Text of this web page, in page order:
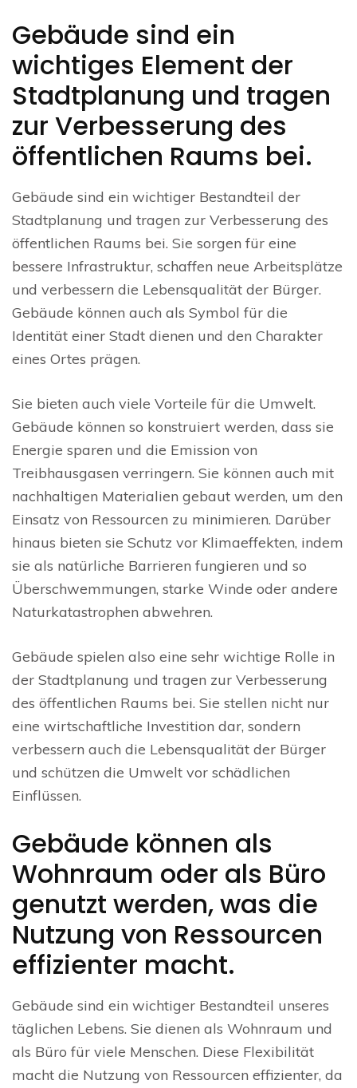
Gebäude sind ein
wichtiges Element der
Stadtplanung und tragen
zur Verbesserung des
öffentlichen Raums bei.
Gebäude sind ein wichtiger Bestandteil der
Stadtplanung und tragen zur Verbesserung des
öffentlichen Raums bei. Sie sorgen für eine
bessere Infrastruktur, schaffen neue Arbeitsplätze
und verbessern die Lebensqualität der Bürger.
Gebäude können auch als Symbol für die
Identität einer Stadt dienen und den Charakter
eines Ortes prägen.
Sie bieten auch viele Vorteile für die Umwelt.
Gebäude können so konstruiert werden, dass sie
Energie sparen und die Emission von
Treibhausgasen verringern. Sie können auch mit
nachhaltigen Materialien gebaut werden, um den
Einsatz von Ressourcen zu minimieren. Darüber
hinaus bieten sie Schutz vor Klimaeffekten, indem
sie als natürliche Barrieren fungieren und so
Überschwemmungen, starke Winde oder andere
Naturkatastrophen abwehren.
Gebäude spielen also eine sehr wichtige Rolle in
der Stadtplanung und tragen zur Verbesserung
des öffentlichen Raums bei. Sie stellen nicht nur
eine wirtschaftliche Investition dar, sondern
verbessern auch die Lebensqualität der Bürger
und schützen die Umwelt vor schädlichen
Einflüssen.
Gebäude können als
Wohnraum oder als Büro
genutzt werden, was die
Nutzung von Ressourcen
effizienter macht.
Gebäude sind ein wichtiger Bestandteil unseres
täglichen Lebens. Sie dienen als Wohnraum und
als Büro für viele Menschen. Diese Flexibilität
macht die Nutzung von Ressourcen effizienter, da